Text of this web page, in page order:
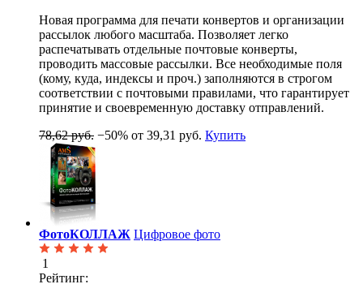
Новая программа для печати конвертов и организации
рассылок любого масштаба. Позволяет легко
распечатывать отдельные почтовые конверты,
проводить массовые рассылки. Все необходимые поля
(кому, куда, индексы и проч.) заполняются в строгом
соответствии с почтовыми правилами, что гарантирует
принятие и своевременную доставку отправлений.
78,62 руб. −50% от 39,31 руб. Купить
ФотоКОЛЛАЖ Цифровое фото
1
Рейтинг: